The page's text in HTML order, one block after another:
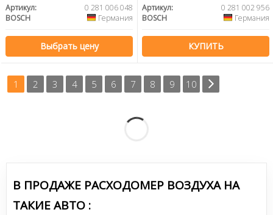
Артикул:
0 281 006 048
BOSCH
Германия
Выбрать цену
Артикул:
0 281 002 956
BOSCH
Германия
КУПИТЬ
1 2 3 4 5 6 7 8 9 10
В ПРОДАЖЕ РАСХОДОМЕР ВОЗДУХА НА
ТАКИЕ АВТО :